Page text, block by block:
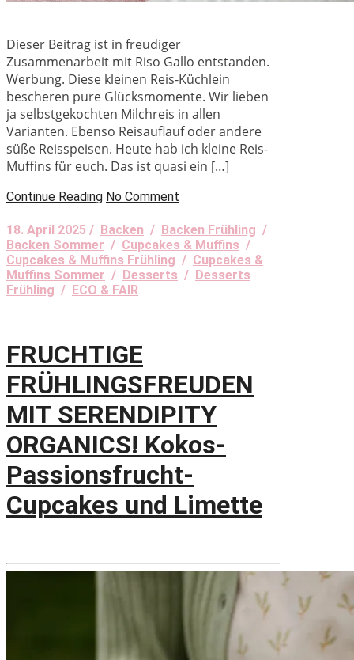
Dieser Beitrag ist in freudiger
Zusammenarbeit mit Riso Gallo entstanden.
Werbung. Diese kleinen Reis-Küchlein
bescheren pure Glücksmomente. Wir lieben
ja selbstgekochten Milchreis in allen
Varianten. Ebenso Reisauflauf oder andere
süße Reisspeisen. Heute hab ich kleine Reis-
Muffins für euch. Das ist quasi ein […]
Continue Reading No Comment
18. April 2025 / Backen / Backen Frühling /
Backen Sommer / Cupcakes & Muffins /
Cupcakes & Muffins Frühling / Cupcakes &
Muffins Sommer / Desserts / Desserts
Frühling / ECO & FAIR
FRUCHTIGE
FRÜHLINGSFREUDEN
MIT SERENDIPITY
ORGANICS! Kokos-
Passionsfrucht-
Cupcakes und Limette